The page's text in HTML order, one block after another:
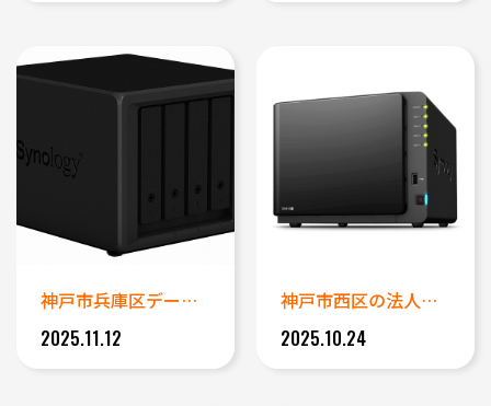
神戸市兵庫区データ復旧事例｜S...
2025.11.12
神戸市西区の法人様事例 異音で...
2025.10.24